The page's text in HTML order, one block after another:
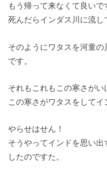
もう帰って来なくて良いで
死んだらインダス川に流し
そのようにワタスを河童
です。
それもこれもこの寒さがい
この寒さがワタスをしてイ
やらせはせん！
そうやってインドを思い
したのですた。